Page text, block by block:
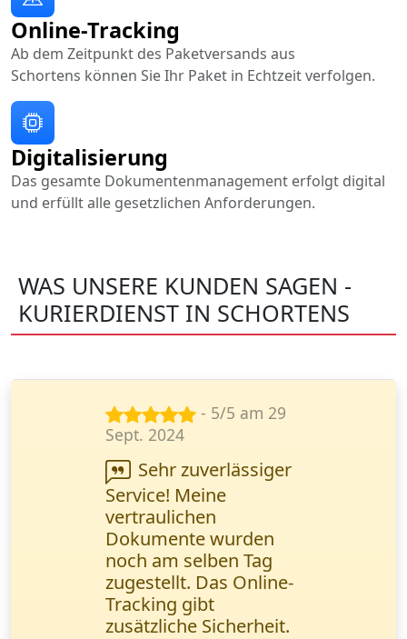
Online-Tracking
Ab dem Zeitpunkt des Paketversands aus
Schortens können Sie Ihr Paket in Echtzeit verfolgen.
Digitalisierung
Das gesamte Dokumentenmanagement erfolgt digital
und erfüllt alle gesetzlichen Anforderungen.
WAS UNSERE KUNDEN SAGEN -
KURIERDIENST IN SCHORTENS
- 5/5 am 25
Nov. 2024
Wanderfalke Kurier
steht für
Geschwindigkeit! Ein
Ersatzteil (1 Palette)
wurde in 3 Stunden
direkt ins Lager
geliefert. Ich komme
wieder, danke!